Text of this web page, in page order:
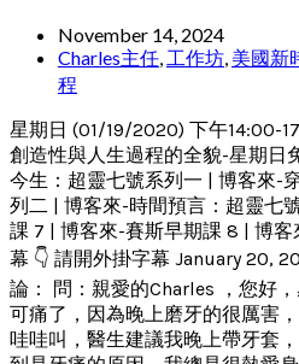
November 14, 2024
Charles主任, 工作坊, 美國新
程
星期日 (01/19/2020) 下午14:00-
創造性與人生過程的全貌-星期日
今生：超靈七號系列一 | 博客來-
列二 | 博客來-時間預言：超靈七
課 7 | 博客來-賽斯早期課 8 | 博
幕 👇 請開外掛字幕 January 20,
論： 問：親愛的Charles ，您好
可痛了，因為晚上磨牙的很厲害
哇哇叫，醫生建議我晚上帶牙套